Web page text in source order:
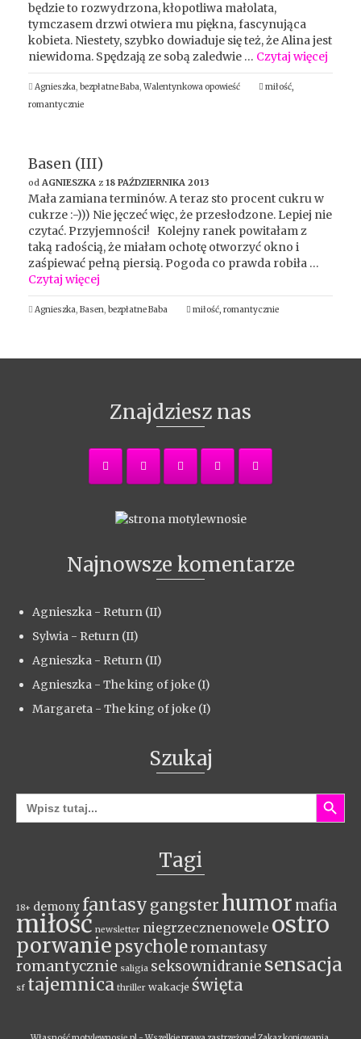
będzie to rozwydrzona, kłopotliwa małolata,
tymczasem drzwi otwiera mu piękna, fascynująca
kobieta. Niestety, szybko dowiaduje się też, że Alina jest
niewidoma. Spędzają ze sobą zaledwie … Czytaj więcej
Agnieszka, bezpłatne Baba, Walentynkowa opowieść miłość,
romantycznie
Basen (III)
od AGNIESZKA z 18 PAŹDZIERNIKA 2013
Mała zamiana terminów. A teraz sto procent cukru w
cukrze :-))) Nie jęczeć więc, że przesłodzone. Lepiej nie
czytać. Przyjemności! Kolejny ranek powitałam z
taką radością, że miałam ochotę otworzyć okno i
zaśpiewać pełną piersią. Pogoda co prawda robiła …
Czytaj więcej
Agnieszka, Basen, bezpłatne Baba miłość, romantycznie
Znajdziesz nas
Najnowsze komentarze
Agnieszka - Return (II)
Sylwia - Return (II)
Agnieszka - Return (II)
Agnieszka - The king of joke (I)
Margareta - The king of joke (I)
Szukaj
Search
for:
Search Button
Tagi
18+ demony fantasy gangsterhumor mafia
miłość newsletter niegrzecznenowele ostro
porwaniepsycholeromantasy
romantycznie saligia seksownidranie sensacja
sf tajemnica thriller wakacje święta